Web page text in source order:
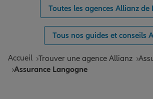
Toutes les agences Allianz de
Tous nos guides et conseils
Accueil Trouver une agence Allianz
Assurance Langogne